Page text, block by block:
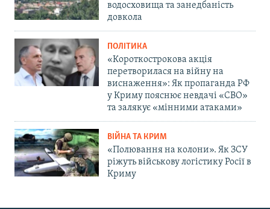
водосховища та занедбаність
довкола
ПОЛІТИКА
«Короткострокова акція
перетворилася на війну на
виснаження»: Як пропаганда РФ
у Криму пояснює невдачі «СВО»
та залякує «мінними атаками»
ВІЙНА ТА КРИМ
«Полювання на колони». Як ЗСУ
ріжуть військову логістику Росії в
Криму